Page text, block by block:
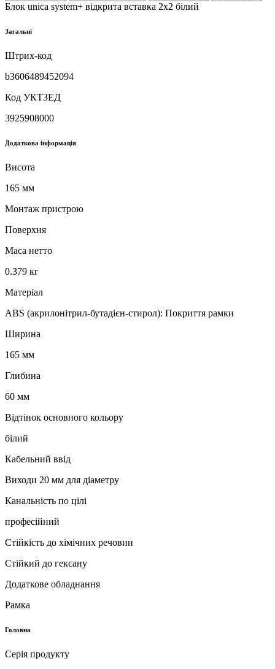
Блок unica system+ відкрита вставка 2х2 білий
Загальні
Штрих-код
b3606489452094
Код УКТЗЕД
3925908000
Додаткова інформація
Висота
165 мм
Монтаж пристрою
Поверхня
Маса нетто
0.379 кг
Матеріал
ABS (акрилонітрил-бутадієн-стирол): Покриття рамки
Ширина
165 мм
Глибина
60 мм
Відтінок основного кольору
білий
Кабельний ввід
Виходи 20 мм для діаметру
Канальність по цілі
професійний
Стійкість до хімічних речовин
Стійкий до гексану
Додаткове обладнання
Рамка
Головна
Серія продукту